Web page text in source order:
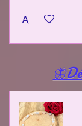
Ajouter au